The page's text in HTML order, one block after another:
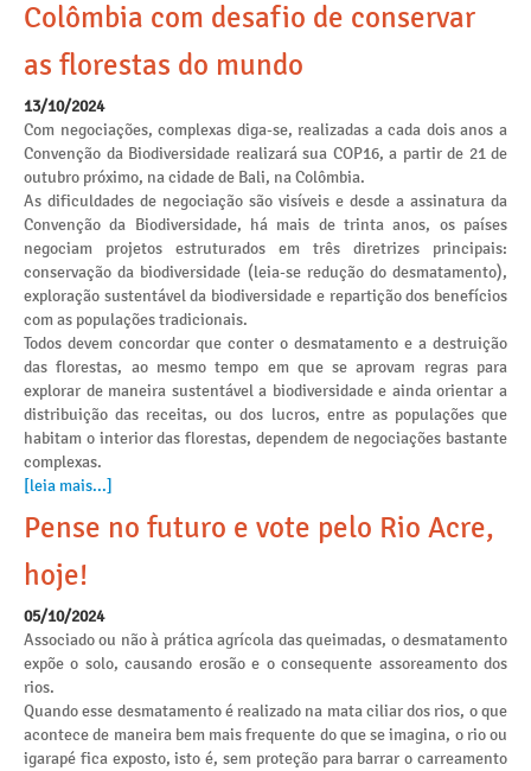
Colômbia com desafio de conservar
as florestas do mundo
13/10/2024
Com negociações, complexas diga-se, realizadas a cada dois anos a
Convenção da Biodiversidade realizará sua COP16, a partir de 21 de
outubro próximo, na cidade de Bali, na Colômbia.
As dificuldades de negociação são visíveis e desde a assinatura da
Convenção da Biodiversidade, há mais de trinta anos, os países
negociam projetos estruturados em três diretrizes principais:
conservação da biodiversidade (leia-se redução do desmatamento),
exploração sustentável da biodiversidade e repartição dos benefícios
com as populações tradicionais.
Todos devem concordar que conter o desmatamento e a destruição
das florestas, ao mesmo tempo em que se aprovam regras para
explorar de maneira sustentável a biodiversidade e ainda orientar a
distribuição das receitas, ou dos lucros, entre as populações que
habitam o interior das florestas, dependem de negociações bastante
complexas.
[leia mais...]
Pense no futuro e vote pelo Rio Acre,
hoje!
05/10/2024
Associado ou não à prática agrícola das queimadas, o desmatamento
expõe o solo, causando erosão e o consequente assoreamento dos
rios.
Quando esse desmatamento é realizado na mata ciliar dos rios, o que
acontece de maneira bem mais frequente do que se imagina, o rio ou
igarapé fica exposto, isto é, sem proteção para barrar o carreamento